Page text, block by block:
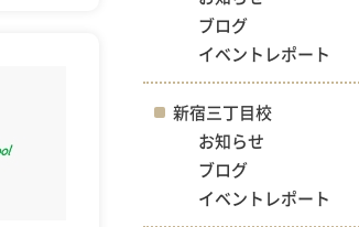
ブログ
イベントレポート
新宿三丁目校
お知らせ
ブログ
イベントレポート